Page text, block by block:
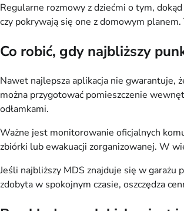
Regularne rozmowy z dziećmi o tym,
czy pokrywają się one z domowym
Co robić, gdy najbliższy
Nawet najlepsza aplikacja nie gwarantuje,
można przygotować pomieszczenie
odłamkami.
Ważne jest monitorowanie oficjalnych
zbiórki lub ewakuacji zorganizowanej. W
Jeśli najbliższy MDS znajduje się w
zdobyta w spokojnym czasie, oszczędza